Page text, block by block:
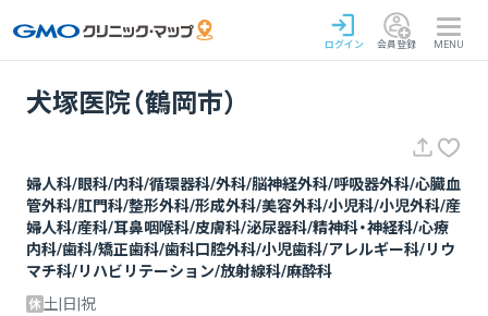
ログイン 会員登録 MENU
犬塚医院（鶴岡市）
婦人科/眼科/内科/循環器科/外科/脳神経外科/呼吸器外科/心臓血
管外科/肛門科/整形外科/形成外科/美容外科/小児科/小児外科/産
婦人科/産科/耳鼻咽喉科/皮膚科/泌尿器科/精神科・神経科/心療
内科/歯科/矯正歯科/歯科口腔外科/小児歯科/アレルギー科/リウ
マチ科/リハビリテーション/放射線科/麻酔科
土|日|祝